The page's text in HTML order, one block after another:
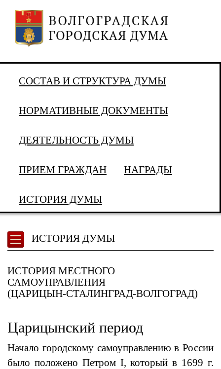
СОСТАВ И СТРУКТУРА ДУМЫ
НОРМАТИВНЫЕ ДОКУМЕНТЫ
ДЕЯТЕЛЬНОСТЬ ДУМЫ
ПРИЕМ ГРАЖДАН НАГРАДЫ
ИСТОРИЯ ДУМЫ
ИСТОРИЯ ДУМЫ
ИСТОРИЯ МЕСТНОГО
САМОУПРАВЛЕНИЯ
(ЦАРИЦЫН-СТАЛИНГРАД-ВОЛГОГРАД)
Царицынский период
Начало городскому самоуправлению в России
было положено Петром I, который в 1699 г.